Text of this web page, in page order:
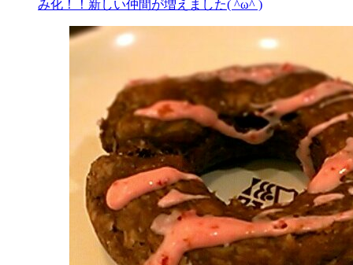
み化！！新しい仲間が増えました( ^ω^ )